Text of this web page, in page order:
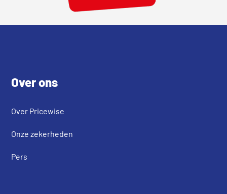
Over ons
Over Pricewise
Onze zekerheden
Pers